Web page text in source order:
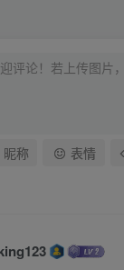
力的打，有时候
能看到两半屁股
妹妹再次叫停，
断的挡想护住自
昵称 表情